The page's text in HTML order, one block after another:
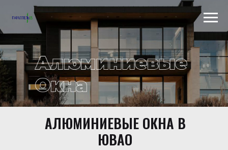
Scroll to top →
АЛЮМИНИЕВЫЕ ОКНА В
ЮВАО